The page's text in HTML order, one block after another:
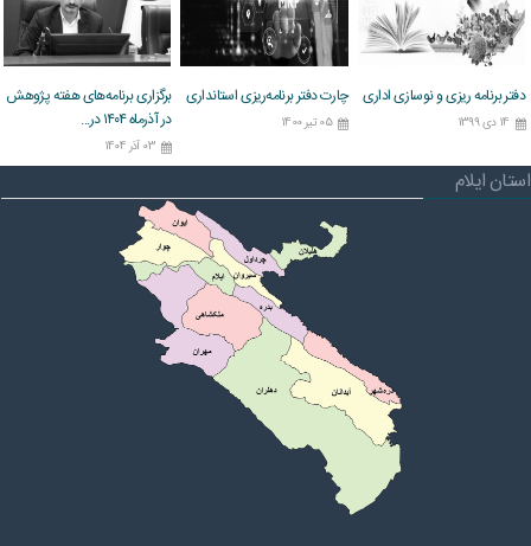
برگزاری برنامه‌های هفته پژوهش
در آذرماه ۱۴۰۴ در...
03 آذر 1404
چارت دفتر برنامه‌ریزی استانداری
05 تیر 1400
دفتر برنامه ریزی و نوسازی اداری
14 دی 1399
استان ایلام